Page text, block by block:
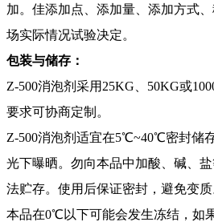
加。佳添加点、添加量、添加方式
场实际情况试验决定。
包装与储存：
Z-500消泡剂采用25KG、50KG或
要求可协商定制。
Z-500消泡剂适宜在5℃~40℃密封储
光下曝晒。勿向本品中加酸、碱、
法贮存。使用后保证密封，避免变质
本品在0℃以下可能会发生冻结，如